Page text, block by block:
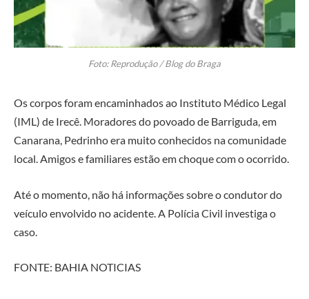
Foto: Reprodução / Blog do Braga
Os corpos foram encaminhados ao Instituto Médico Legal
(IML) de Irecê. Moradores do povoado de Barriguda, em
Canarana, Pedrinho era muito conhecidos na comunidade
local. Amigos e familiares estão em choque com o ocorrido.
Até o momento, não há informações sobre o condutor do
veículo envolvido no acidente. A Polícia Civil investiga o
caso.
FONTE: BAHIA NOTICIAS